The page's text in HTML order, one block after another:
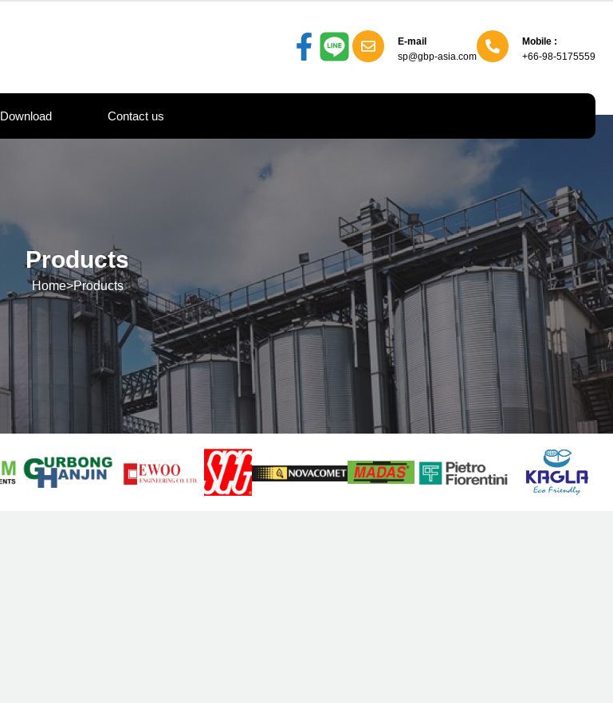
E-mail
sp@gbp-asia.com
Mobile :
+66-98-5175559
Download Contact us
Products
Home>Products